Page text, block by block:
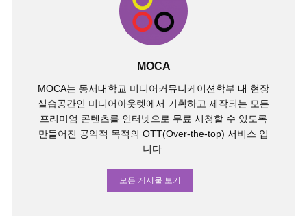
MOCA
MOCA는 동서대학교 미디어커뮤니케이션학부 내 현장
실습공간인 미디어아웃렛에서 기획하고 제작되는 모든
프리미엄 콘텐츠를 인터넷으로 무료 시청할 수 있도록
만들어진 공익적 목적의 OTT(Over-the-top) 서비스 입
니다.
모든 게시물 보기